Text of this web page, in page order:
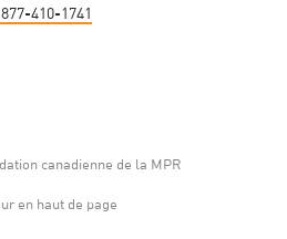
410-1741
canadienne de la MPR
en haut de page